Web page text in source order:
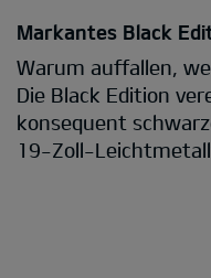
Markantes Black
Warum auffallen,
Die Black Edition
konsequent
19-Zoll-